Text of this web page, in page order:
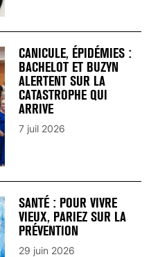
CANICULE, ÉPIDÉMIES :
BACHELOT ET BUZYN
ALERTENT SUR LA
CATASTROPHE QUI
ARRIVE
7 juil 2026
SANTÉ : POUR VIVRE
VIEUX, PARIEZ SUR LA
PRÉVENTION
29 juin 2026